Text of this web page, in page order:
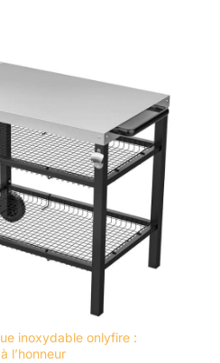
inoxydable onlyfire :
l’honneur